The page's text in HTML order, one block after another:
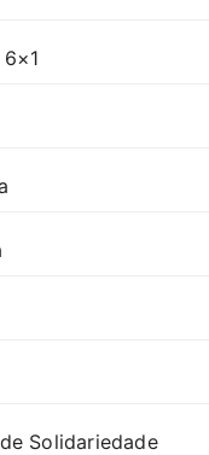
Solidariedade